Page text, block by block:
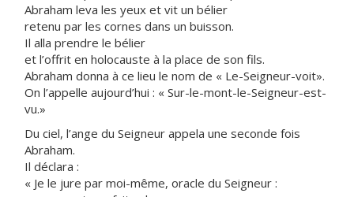
Abraham leva les yeux et vit un bélier
retenu par les cornes dans un buisson.
Il alla prendre le bélier
et l’offrit en holocauste à la place de son fils.
Abraham donna à ce lieu le nom de « Le-Seigneur-voit».
On l’appelle aujourd’hui : « Sur-le-mont-le-Seigneur-est-
vu.»
Du ciel, l’ange du Seigneur appela une seconde fois
Abraham.
Il déclara :
« Je le jure par moi-même, oracle du Seigneur :